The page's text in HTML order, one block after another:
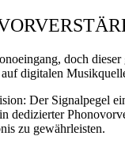
doch
digitalen
Der Signalpegel
dedizierter
zu gewährleisten.